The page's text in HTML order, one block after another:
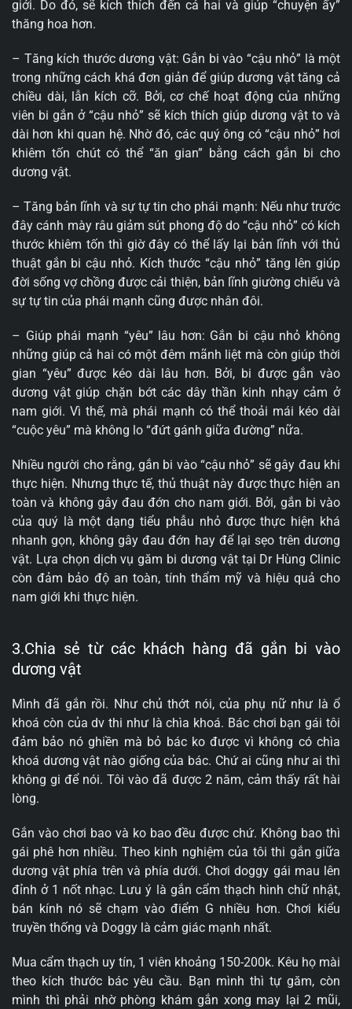
giới. Do đó, sẽ kích thích đến cả hai và giúp “chuyện ấy”
thăng hoa hơn.
– Tăng kích thước dương vật: Gắn bi vào “cậu nhỏ” là một
trong những cách khá đơn giản để giúp dương vật tăng cả
chiều dài, lẫn kích cỡ. Bởi, cơ chế hoạt động của những
viên bi gắn ở “cậu nhỏ” sẽ kích thích giúp dương vật to và
dài hơn khi quan hệ. Nhờ đó, các quý ông có “cậu nhỏ” hơi
khiêm tốn chút có thể “ăn gian” bằng cách gắn bi cho
dương vật.
– Tăng bản lĩnh và sự tự tin cho phái mạnh: Nếu như trước
đây cánh mày râu giảm sút phong độ do “cậu nhỏ” có kích
thước khiêm tốn thì giờ đây có thể lấy lại bản lĩnh với thủ
thuật gắn bi cậu nhỏ. Kích thước “cậu nhỏ” tăng lên giúp
đời sống vợ chồng được cải thiện, bản lĩnh giường chiếu và
sự tự tin của phái mạnh cũng được nhân đôi.
– Giúp phái mạnh “yêu” lâu hơn: Gắn bi cậu nhỏ không
những giúp cả hai có một đêm mãnh liệt mà còn giúp thời
gian “yêu” được kéo dài lâu hơn. Bởi, bi được gắn vào
dương vật giúp chặn bớt các dây thần kinh nhạy cảm ở
nam giới. Vì thế, mà phái mạnh có thể thoải mái kéo dài
“cuộc yêu” mà không lo “đứt gánh giữa đường” nữa.
Nhiều người cho rằng, gắn bi vào “cậu nhỏ” sẽ gây đau khi
thực hiện. Nhưng thực tế, thủ thuật này được thực hiện an
toàn và không gây đau đớn cho nam giới. Bởi, gắn bi vào
của quý là một dạng tiểu phẫu nhỏ được thực hiện khá
nhanh gọn, không gây đau đớn hay để lại sẹo trên dương
vật. Lựa chọn dịch vụ găm bi dương vật tại Dr Hùng Clinic
còn đảm bảo độ an toàn, tính thẩm mỹ và hiệu quả cho
nam giới khi thực hiện.
3.Chia sẻ từ các khách hàng đã gắn bi vào
dương vật
Mình đã gắn rồi. Như chủ thớt nói, của phụ nữ như là ổ
khoá còn của dv thi như là chìa khoá. Bác chơi bạn gái tôi
đảm bảo nó ghiền mà bỏ bác ko được vì không có chìa
khoá dương vật nào giống của bác. Chứ ai cũng như ai thì
không gi để nói. Tôi vào đã được 2 năm, cảm thấy rất hài
lòng.
Gắn vào chơi bao và ko bao đều được chứ. Không bao thì
gái phê hơn nhiều. Theo kinh nghiệm của tôi thi gắn giữa
dương vật phía trên và phía dưới. Chơi doggy gái mau lên
đỉnh ở 1 nốt nhạc. Lưu ý là gắn cẩm thạch hình chữ nhật,
bán kính nó sẽ chạm vào điểm G nhiều hơn. Chơi kiểu
truyền thống và Doggy là cảm giác mạnh nhất.
Mua cẩm thạch uy tín, 1 viên khoảng 150-200k. Kêu họ mài
theo kích thước bác yêu cầu. Bạn mình thì tự găm, còn
mình thì phải nhờ phòng khám gắn xong may lại 2 mũi,